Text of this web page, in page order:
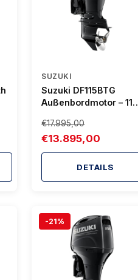
SUZUKI
Suzuki DF115BTG
Außenbordmotor – 115
Wire, Power Trim & Tilt
€17.995,00
€13.895,00
DETAILS
-21%